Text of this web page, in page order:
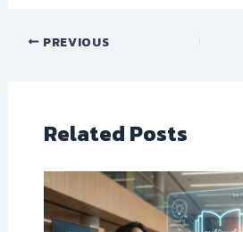
PREVIOUS
Related Posts